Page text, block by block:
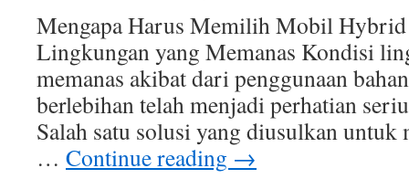
Mengapa Harus Memilih Mobil
Lingkungan yang Memanas Kondisi
memanas akibat dari penggunaan
berlebihan telah menjadi perhatian
Salah satu solusi yang diusulkan untuk
… Continue reading →